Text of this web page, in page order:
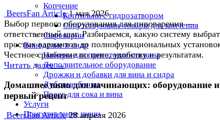
Копчение
Коптильни с гидрозатвором
Сопутствующие товары для копчения
Сыроварни
Виноделие и сидр
Наборы для приготовления вина
Дополнительное оборудование
Дрожжи и добавки для вина и сидра
Дубовые бочки
Пресс для сока и вина
Услуги
Приготовление пищи
BeersFan Article 1 мая 2026
Выбор первого оборудования для пивоварения —
ответственный шаг. Разбираемся, какую систему
простых вариантов до полнофункциональных
Честное сравнение по цене, удобству и результатам.
Читать далее →
Домашнее вино для начинающих: оборудование и
первый рецепт
BeersFan Article 28 апреля 2026